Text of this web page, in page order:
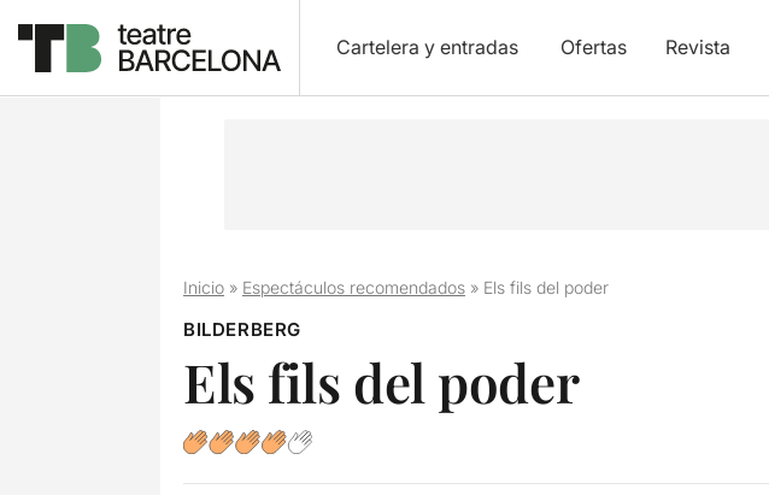
Cartelera y entradas Ofertas Revista
Inicio» Espectáculos recomendados» Els fils del poder
BILDERBERG
Els fils del poder